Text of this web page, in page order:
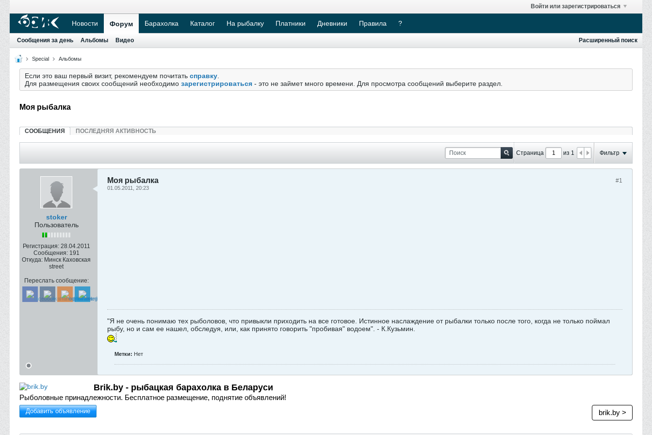
Войти или зарегистрироваться
Новости Форум Барахолка Каталог На рыбалку Платники Дневники Правила ?
Сообщения за день Альбомы Видео Расширенный поиск
Special Альбомы
Если это ваш первый визит, рекомендуем почитать справку
Для размещения своих сообщений необходимо зарегистрироваться - это не займет много времени. Для просмотра сообщений выберите раздел.
Моя рыбалка
СООБЩЕНИЯ ПОСЛЕДНЯЯ АКТИВНОСТЬ
Страница из 1 Фильтр
stoker
Пользователь
Регистрация: 28.04.2011
Сообщения: 191
Откуда: Минск Каховская
street
Переслать сообщение:
#1
Моя рыбалка
01.05.2011, 20:23
"Я не очень понимаю тех рыболовов, что привыкли приходить на все готовое. Истинное наслаждение от рыбалки только после того, когда не только поймал
рыбу, но и сам ее нашел, обследуя, или, как принято говорить "пробивая" водоем". - К.Кузьмин.
Метки: Нет
Brik.by - рыбацкая барахолка в Беларуси
Рыболовные принадлежности. Бесплатное размещение, поднятие объявлений!
Добавить объявление brik.by >